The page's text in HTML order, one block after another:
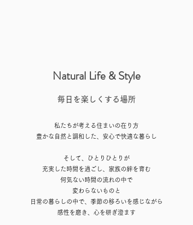
​Natural Life & Style
​毎日を楽しくする場所
私たちが考える住まいの在り方
豊かな自然と調和した、安心で快適な暮らし
そして、ひとりひとりが
充実した時間を過ごし、家族の絆を育む
何気ない時間の流れの中で
変わらないものと
日常の暮らしの中で、季節の移ろいを感じながら
感性を磨き、心を研ぎ澄ます